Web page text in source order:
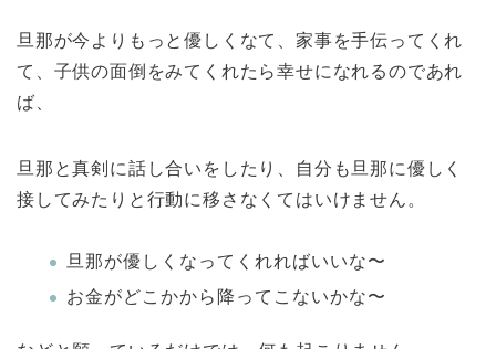
旦那が今よりもっと優しくなて、家事を手伝ってくれ
て、子供の面倒をみてくれたら幸せになれるのであれ
ば、
旦那と真剣に話し合いをしたり、自分も旦那に優しく
接してみたりと行動に移さなくてはいけません。
旦那が優しくなってくれればいいな〜
お金がどこかから降ってこないかな〜